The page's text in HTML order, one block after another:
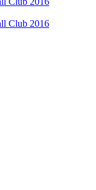
Club 2016